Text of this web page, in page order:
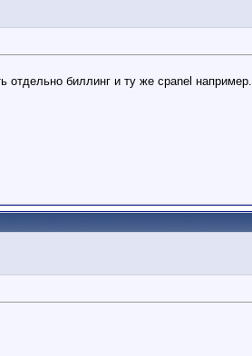
отдельно биллинг и ту же cpanel например.